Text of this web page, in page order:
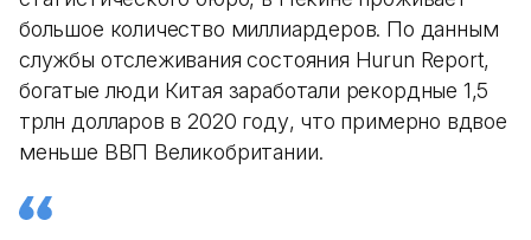
большое количество миллиардеров. По данным
службы отслеживания состояния Hurun Report,
богатые люди Китая заработали рекордные 1,5
трлн долларов в 2020 году, что примерно вдвое
меньше ВВП Великобритании.